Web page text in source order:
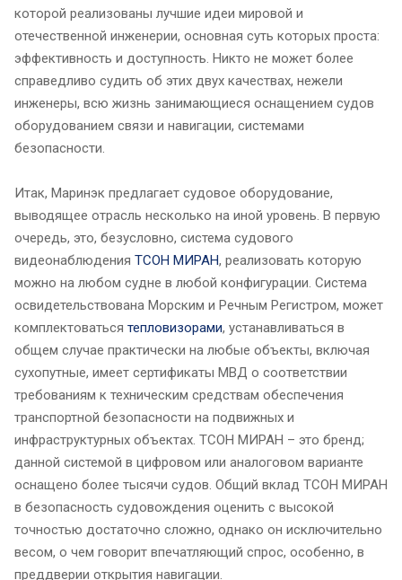
которой реализованы лучшие идеи мировой и
отечественной инженерии, основная суть которых проста:
эффективность и доступность. Никто не может более
справедливо судить об этих двух качествах, нежели
инженеры, всю жизнь занимающиеся оснащением судов
оборудованием связи и навигации, системами
безопасности.
Итак, Маринэк предлагает судовое оборудование,
выводящее отрасль несколько на иной уровень. В первую
очередь, это, безусловно, система судового
видеонаблюдения ТСОН МИРАН, реализовать которую
можно на любом судне в любой конфигурации. Система
освидетельствована Морским и Речным Регистром, может
комплектоваться тепловизорами, устанавливаться в
общем случае практически на любые объекты, включая
сухопутные, имеет сертификаты МВД о соответствии
требованиям к техническим средствам обеспечения
транспортной безопасности на подвижных и
инфраструктурных объектах. ТСОН МИРАН – это бренд;
данной системой в цифровом или аналоговом варианте
оснащено более тысячи судов. Общий вклад ТСОН МИРАН
в безопасность судовождения оценить с высокой
точностью достаточно сложно, однако он исключительно
весом, о чем говорит впечатляющий спрос, особенно, в
преддверии открытия навигации.